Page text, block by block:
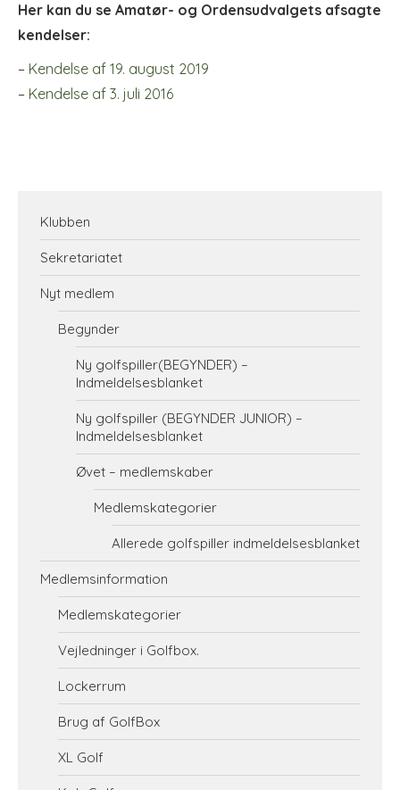
Her kan du se Amatør- og Ordensudvalgets afsagte
kendelser:
– Kendelse af 19. august 2019
– Kendelse af 3. juli 2016
Klubben
Sekretariatet
Nyt medlem
Begynder
Ny golfspiller(BEGYNDER) –
Indmeldelsesblanket
Ny golfspiller (BEGYNDER JUNIOR) –
Indmeldelsesblanket
Øvet – medlemskaber
Medlemskategorier
Allerede golfspiller indmeldelsesblanket
Medlemsinformation
Medlemskategorier
Vejledninger i Golfbox.
Lockerrum
Brug af GolfBox
XL Golf